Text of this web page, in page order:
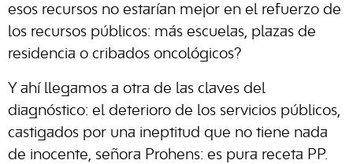
esos recursos no estarían mejor en el refuerzo de
los recursos públicos: más escuelas, plazas de
residencia o cribados oncológicos?
Y ahí llegamos a otra de las claves del
diagnóstico: el deterioro de los servicios públicos,
castigados por una ineptitud que no tiene nada
de inocente, señora Prohens: es pura receta PP.